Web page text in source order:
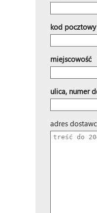
kod pocztowy
miejscowość
ulica, numer
adres